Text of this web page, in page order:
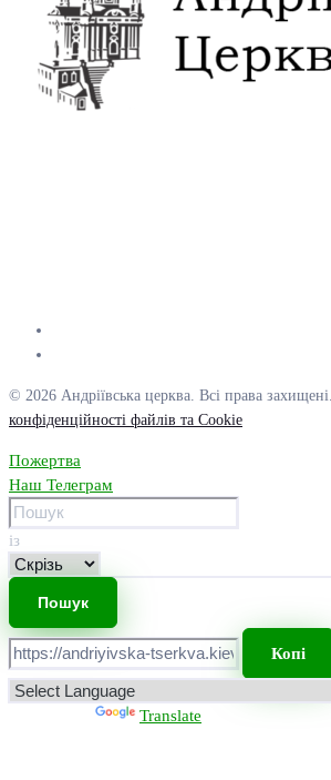
© 2026 Андріївська церква. Всі права захищені.
конфіденційності файлів та Cookie
Пожертва
Наш Телеграм
із
Копі
Translate